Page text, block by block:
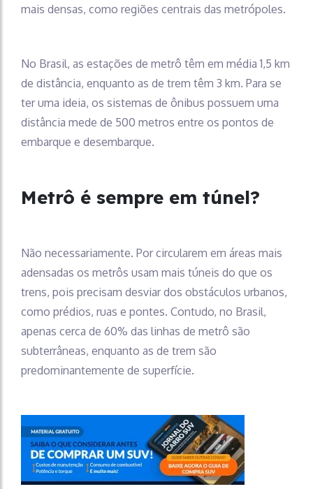
mais densas, como regiões centrais das metrópoles.
No Brasil, as estações de metrô têm em média 1,5 km
de distância, enquanto as de trem têm 3 km. Para se
ter uma ideia, os sistemas de ônibus possuem uma
distância mede de 500 metros entre os pontos de
embarque e desembarque.
Metrô é sempre em túnel?
Não necessariamente. Por circularem em áreas mais
adensadas os metrôs usam mais túneis do que os
trens, pois precisam desviar dos obstáculos urbanos,
como prédios, ruas e pontes. Contudo, no Brasil,
apenas cerca de 60% das linhas de metrô são
subterrâneas, enquanto as de trem são
predominantemente de superfície.